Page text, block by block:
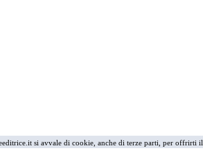
si avvale di cookie, anche di terze parti, per